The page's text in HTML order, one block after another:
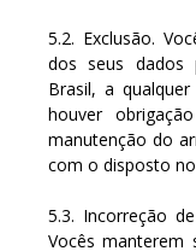
5.2. Exclusão.
dos seus dados
Brasil, a
houver
manutenção do
com o disposto
5.3. Incorreção
Vocês manterem